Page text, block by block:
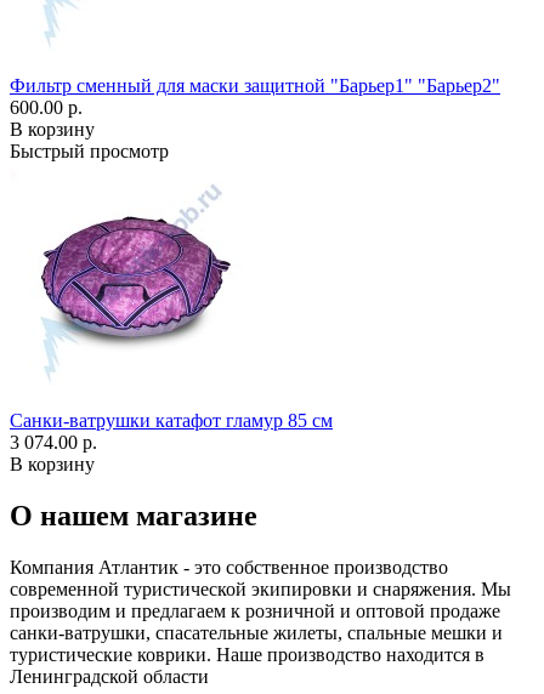
Фильтр сменный для маски защитной "Барьер1" "Барьер2"
600.00 р.
В корзину
Быстрый просмотр
Санки-ватрушки катафот гламур 85 см
3 074.00 р.
В корзину
О нашем магазине
Компания Атлантик - это собственное производство
современной туристической экипировки и снаряжения. Мы
производим и предлагаем к розничной и оптовой продаже
санки-ватрушки, спасательные жилеты, спальные мешки и
туристические коврики. Наше производство находится в
Ленинградской области